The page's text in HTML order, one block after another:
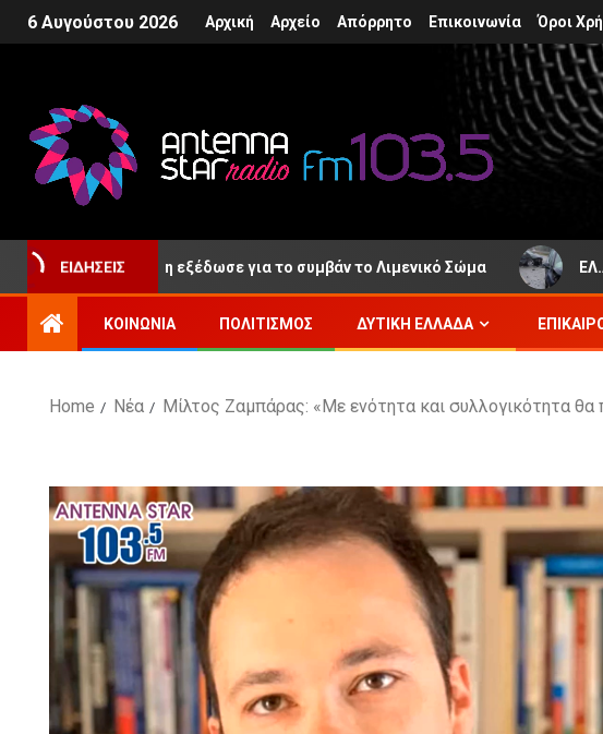
6 Αυγούστου 2026 Αρχική Αρχείο Απόρρητο Επικοινωνία Όροι
ΕΙΔΉΣΕΙΣ
ανακοίνωση εξέδωσε για το συμβάν το Λιμενικό Σώμα ΕΛ.ΑΣ. –
ΚΟΙΝΩΝΊΑ ΠΟΛΙΤΙΣΜΌΣ ΔΥΤΙΚΉ ΕΛΛΆΔΑ
Home Νέα Μίλτος Ζαμπάρας: «Με ενότητα και συλλογικότητα θα